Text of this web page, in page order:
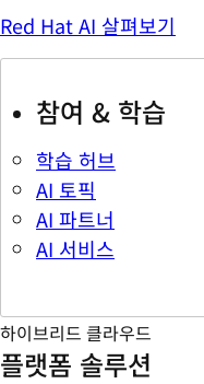
Red Hat AI 살펴보기
참여 & 학습
학습 허브
AI 토픽
AI 파트너
AI 서비스
하이브리드 클라우드
플랫폼 솔루션